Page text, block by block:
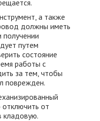
а также
должны иметь
путем
состояние
работы с
за тем, чтобы
поврежден.
от
кладовую.